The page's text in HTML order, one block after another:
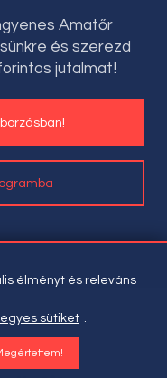
Amatőr
és szerezd
jutalmat!
élményt és releváns
sütiket .